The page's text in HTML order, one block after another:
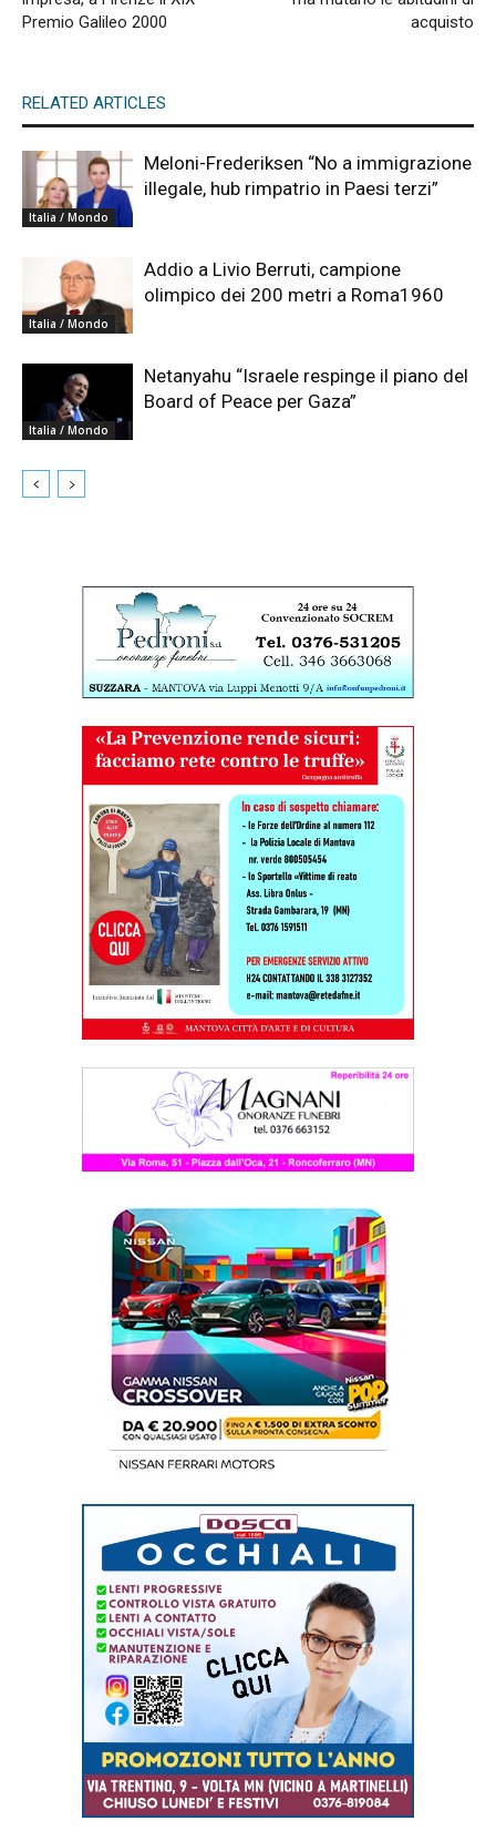
Premio Galileo 2000
acquisto
RELATED ARTICLES
Italia / Mondo
Meloni-Frederiksen “No a immigrazione
illegale, hub rimpatrio in Paesi terzi”
Italia / Mondo
Addio a Livio Berruti, campione
olimpico dei 200 metri a Roma1960
Italia / Mondo
Netanyahu “Israele respinge il piano del
Board of Peace per Gaza”